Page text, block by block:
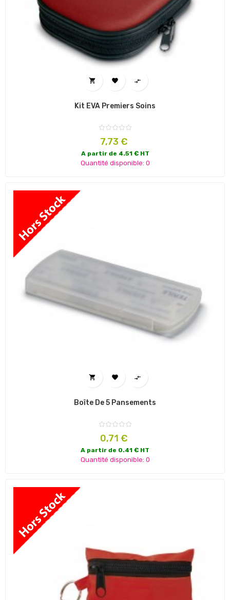
  
Kit EVA Premiers Soins
Prix
7,73 €
A partir de 4.51 € HT
Quantité disponible: 0
  
Boîte De 5 Pansements
Prix
0,71 €
A partir de 0.41 € HT
Quantité disponible: 0